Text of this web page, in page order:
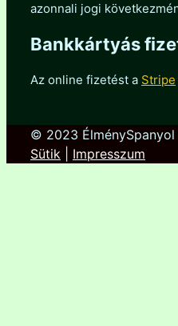
azonnali jogi
Bankkártyás
Az online fizetést a Stripe
© 2023 ÉlménySpanyol |
Sütik
Impresszum